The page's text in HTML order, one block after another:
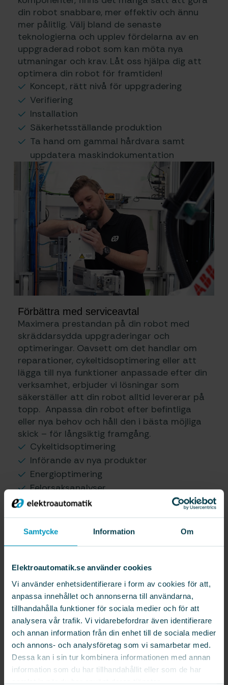
Samtycke Information Om
Elektroautomatik.se använder cookies
Vi använder enhetsidentifierare i form av cookies för att,
anpassa innehållet och annonserna till användarna,
tillhandahålla funktioner för sociala medier och för att
analysera vår trafik. Vi vidarebefordrar även identifierare
och annan information från din enhet till de sociala medier
och annons- och analysföretag som vi samarbetar med.
Dessa kan i sin tur kombinera informationen med annan
information som du har tillhandahållit eller som de har
samlat in när du har använt deras tjänster.
din robot snabbare, mer effektiv och ännu
mer pålitlig. Välj bland de senaste
teknologierna och upplev fördelarna av en
uppgraderad robot som kan möta nya
utmaningar och krav. Låt oss hjälpa dig att
optimera din robot för framtiden!
Koncept, rätt nivå för uppgradering
Verifiering
Installation
Säkerhetsställande produktion
Ta hand om gammal hårdvara samt
uppdatera maskindokumentation
Förbättra med serviceavtal
Maximera prestandan på din robot med
skräddarsydda uppgraderingar och
optimeringar. Oavsett om det handlar om
reparationer, cykeltidsoptimering eller att
lägga till nya funktioner anpassade efter din
verksamhet, erbjuder vi lösningar som
säkerställer att din robot alltid levererar på
topp. Anpassa din robot efter befintliga
eller nya behov och håll den i bästa möjliga
skick – för långsiktig framgång.
Cykeltidsoptimering
Införande av nya produkter
Energioptimering
Felorsaksanalyser
Med möjlighet att titta på hela
automationen
Effektivisera kringutrustningar